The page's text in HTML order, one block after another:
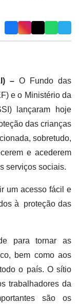
– O Fundo das
e o Ministério da
lançaram hoje
das crianças
sobretudo,
e acederem
serviços sociais.
um acesso fácil e
à proteção das
para tornar as
bem como aos
o país. O sítio
trabalhadores da
são os